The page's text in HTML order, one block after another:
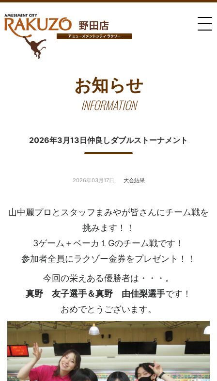
お知らせ
INFORMATION
2026年3月13日仲良しダブルストーナメント
2026年03月17日 大会結果
山中麗プロとスタッフまみやが皆さんにチーム戦を
挑みます！！
3ゲーム＋ベーカ１Gのチーム戦です！
参加者全員にラクゾー金券をプレゼント！！
今回の栄えある優勝者は・・・。
真野 友子選手＆真野 由佳梨選手です！
おめでとうございます。